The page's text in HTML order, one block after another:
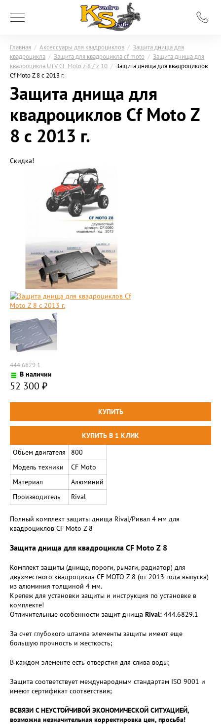
Главная / Аксессуары для квадроциклов / Защита днища для
квадроцикла / Защита для квадроцикла cf moto / Защита днища для
квадроцикла UTV CF Moto z 8 / z 10 / Защита днища для квадроциклов
Cf Moto Z 8 с 2013 г.
Защита днища для
квадроциклов Cf Moto Z
8 с 2013 г.
Скидка!
444.6829.1
В наличии
52 300 ₽
Обьем двигателя
800
Модель техники
CF Moto
Материал
Алюминий
Производитель
Rival
Полный комплект защиты днища Rival/Ривал 4 мм для
квадроциклов СF Moto Z 8
Защита днища для квадроцикла CF Moto Z 8
Комплект защиты (днище, пороги, рычаги, радиатор) для
двухместного квадроцикла CF MOTO Z 8 (от 2013 года выпуска)
из алюминия толщиной 4 мм.
Крепеж для установки защиты и инструкция по установке в
комплекте!
Отличительные особенности защит днища Rival: 444.6829.1
За счет глубокого штампа элементы защиты имеют еще
большую прочность и жесткость;
В каждом элементе есть отверстия для слива воды;
Защита соответствует международным стандартам ISO 9001 и
имеют сертификат соответствия;
ВСВЯЗИ С НЕУСТОЙЧИВОЙ ЭКОНОМИЧЕСКОЙ СИТУАЦИЕЙ,
возможна незначительная корректировка цен, просьба!